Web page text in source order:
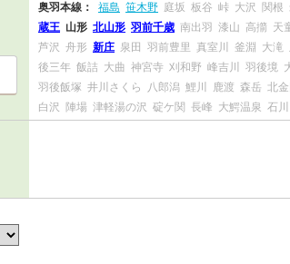
奥羽本線： 福島 笹木野 庭坂 板谷 峠 大沢 関根
蔵王 山形 北山形 羽前千歳 南出羽 漆山 高擶 天
芦沢 舟形 新庄 泉田 羽前豊里 真室川 釜淵 大滝
後三年 飯詰 大曲 神宮寺 刈和野 峰吉川 羽後境
羽後飯塚 井川さくら 八郎潟 鯉川 鹿渡 森岳 北金
白沢
陣場 津軽湯の沢 碇ケ関 長峰 大鰐温泉 石川